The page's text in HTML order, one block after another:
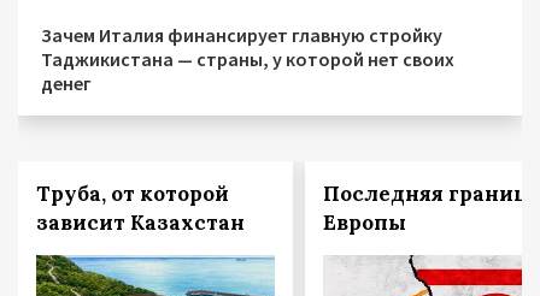
Зачем Италия финансирует главную стройку
Таджикистана — страны, у которой нет своих
денег
Труба, от которой
зависит Казахстан
Последняя граница
Европы